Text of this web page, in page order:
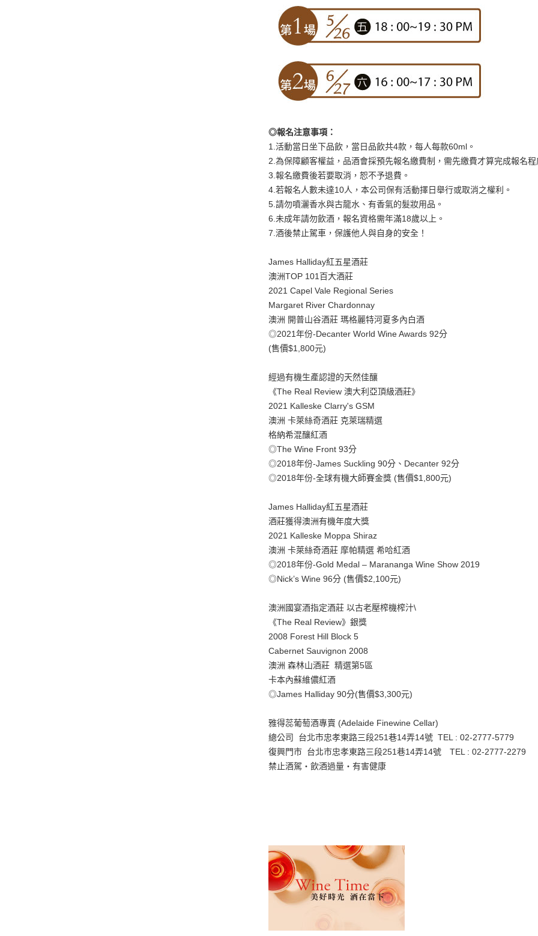
◎報名注意事項：
1.活動當日坐下品飲，當日品飲共4款，每人每款60ml。
2.為保障顧客權益，品酒會採預先報名繳費制，需先繳費才算完成報名程
3.報名繳費後若要取消，恕不予退費。
4.若報名人數未達10人，本公司保有活動擇日舉行或取消之權利。
5.請勿噴灑香水與古龍水、有香氣的髮妝用品。
6.未成年請勿飲酒，報名資格需年滿18歲以上。
7.酒後禁止駕車，保護他人與自身的安全！
James Halliday紅五星酒莊
澳洲TOP 101百大酒莊
2021 Capel Vale Regional Series
Margaret River Chardonnay
澳洲 開普山谷酒莊 瑪格麗特河夏多內白酒
◎2021年份-Decanter World Wine Awards 92分
(售價$1,800元)
經過有機生產認證的天然佳釀
《The Real Review 澳大利亞頂級酒莊》
2021 Kalleske Clarry's GSM
澳洲 卡萊絲奇酒莊 克萊瑞精選
格納希混釀紅酒
◎The Wine Front 93分
◎2018年份-James Suckling 90分、Decanter 92分
◎2018年份-全球有機大師賽金獎 (售價$1,800元)
James Halliday紅五星酒莊
酒莊獲得澳洲有機年度大獎
2021 Kalleske Moppa Shiraz
澳洲 卡萊絲奇酒莊 摩帕精選 希哈紅酒
◎2018年份-Gold Medal – Marananga Wine Show 2019
◎Nick’s Wine 96分 (售價$2,100元)
澳洲國宴酒指定酒莊 以古老壓榨機榨汁\
《The Real Review》銀獎
2008 Forest Hill Block 5
Cabernet Sauvignon 2008
澳洲 森林山酒莊 精選第5區
卡本內蘇維儂紅酒
◎James Halliday 90分(售價$3,300元)
雅得蕊葡萄酒專賣 (Adelaide Finewine Cellar)
總公司 台北市忠孝東路三段251巷14弄14號 TEL : 02-2777-5779
復興門市 台北市忠孝東路三段251巷14弄14號 TEL : 02-2777-2279
禁止酒駕‧飲酒過量‧有害健康